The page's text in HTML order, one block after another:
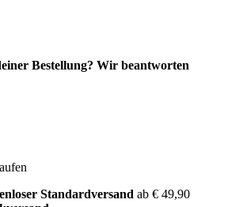
Bestellung? Wir beantworten
Standardversand ab € 49,90